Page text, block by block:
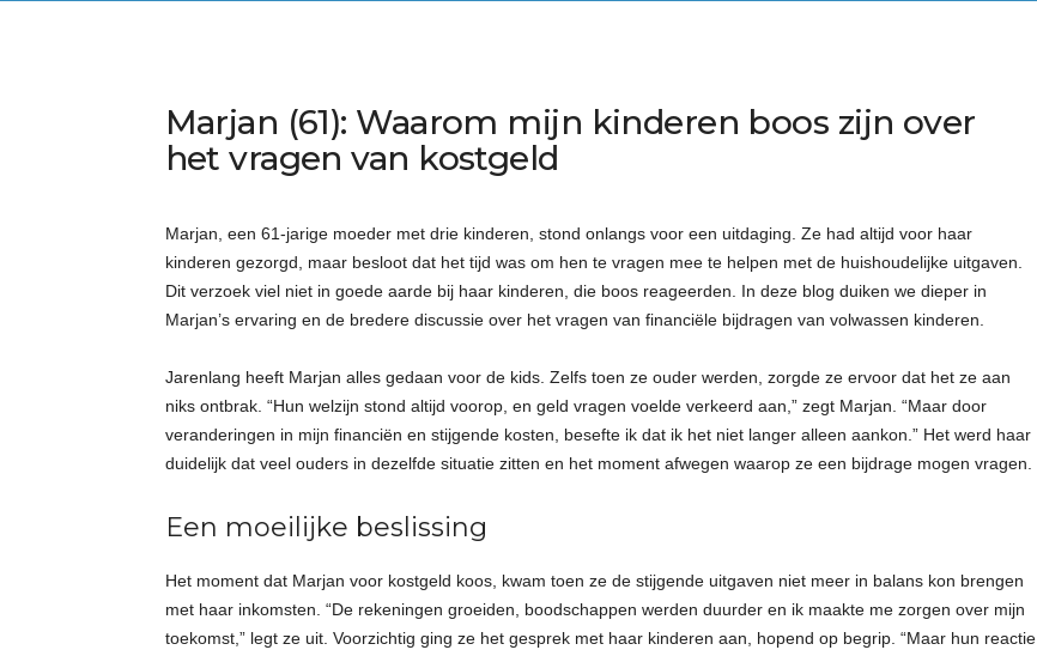
Marjan (61): Waarom mijn kinderen boos zijn over
het vragen van kostgeld
Marjan, een 61-jarige moeder met drie kinderen, stond onlangs voor een uitdaging. Ze had altijd voor haar
kinderen gezorgd, maar besloot dat het tijd was om hen te vragen mee te helpen met de huishoudelijke uitgaven.
Dit verzoek viel niet in goede aarde bij haar kinderen, die boos reageerden. In deze blog duiken we dieper in
Marjan’s ervaring en de bredere discussie over het vragen van financiële bijdragen van volwassen kinderen.
Jarenlang heeft Marjan alles gedaan voor de kids. Zelfs toen ze ouder werden, zorgde ze ervoor dat het ze aan
niks ontbrak. “Hun welzijn stond altijd voorop, en geld vragen voelde verkeerd aan,” zegt Marjan. “Maar door
veranderingen in mijn financiën en stijgende kosten, besefte ik dat ik het niet langer alleen aankon.” Het werd haar
duidelijk dat veel ouders in dezelfde situatie zitten en het moment afwegen waarop ze een bijdrage mogen vragen.
Een moeilijke beslissing
Het moment dat Marjan voor kostgeld koos, kwam toen ze de stijgende uitgaven niet meer in balans kon brengen
met haar inkomsten. “De rekeningen groeiden, boodschappen werden duurder en ik maakte me zorgen over mijn
toekomst,” legt ze uit. Voorzichtig ging ze het gesprek met haar kinderen aan, hopend op begrip. “Maar hun reactie